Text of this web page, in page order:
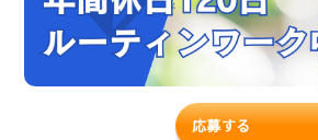
応募する